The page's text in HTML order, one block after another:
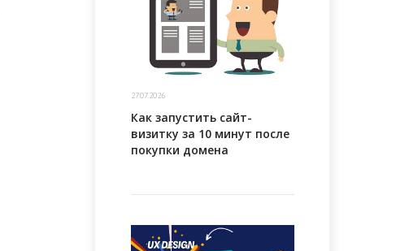
27.07.2026
Как запустить сайт-
визитку за 10 минут после
покупки домена